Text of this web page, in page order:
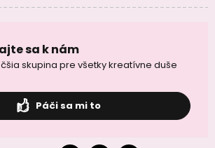
sa k nám
skupina pre všetky kreatívne duše
Páči sa mi to